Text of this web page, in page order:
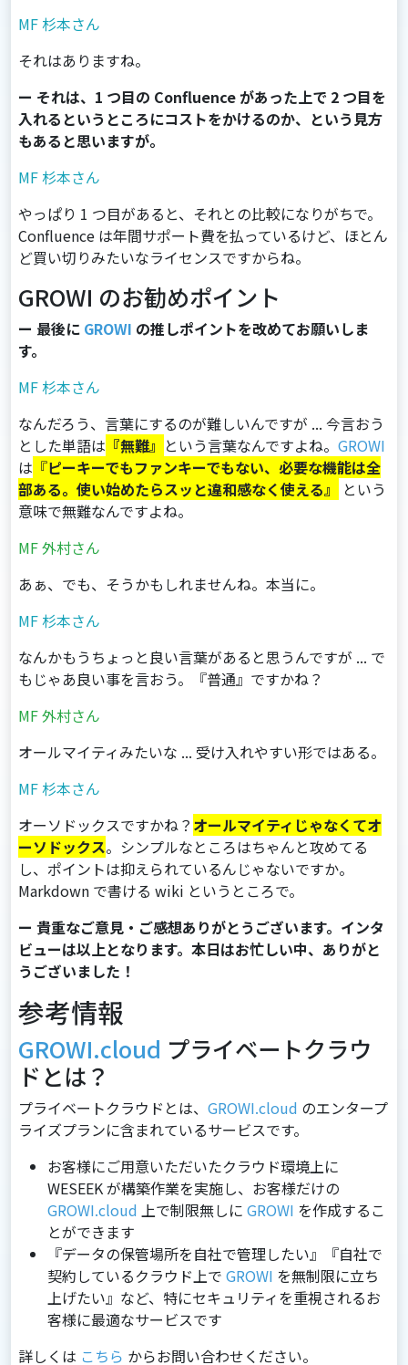
MF 杉本さん
それはありますね。
ー それは、1 つ目の Confluence があった上で 2 つ目を
入れるというところにコストをかけるのか、という見方
もあると思いますが。
MF 杉本さん
やっぱり 1 つ目があると、それとの比較になりがちで。
Confluence は年間サポート費を払っているけど、ほとん
ど買い切りみたいなライセンスですからね。
GROWI のお勧めポイント
ー 最後に GROWI の推しポイントを改めてお願いしま
す。
MF 杉本さん
なんだろう、言葉にするのが難しいんですが ... 今言おう
とした単語は 『無難』 という言葉なんですよね。 GROWI
は 『ピーキーでもファンキーでもない、必要な機能は全
部ある。使い始めたらスッと違和感なく使える』
という
意味で無難なんですよね。
MF 外村さん
あぁ、でも、そうかもしれませんね。本当に。
MF 杉本さん
なんかもうちょっと良い言葉があると思うんですが ... で
もじゃあ良い事を言おう。『普通』ですかね？
MF 外村さん
オールマイティみたいな ... 受け入れやすい形ではある。
MF 杉本さん
オーソドックスですかね？ オールマイティじゃなくてオ
ーソドックス。シンプルなところはちゃんと攻めてる
し、ポイントは抑えられているんじゃないですか。
Markdown で書ける wiki というところで。
ー 貴重なご意見・ご感想ありがとうございます。インタ
ビューは以上となります。本日はお忙しい中、ありがと
うございました！
参考情報
GROWI.cloud プライベートクラウ
ドとは？
プライベートクラウドとは、 GROWI.cloud のエンタープ
ライズプランに含まれているサービスです。
お客様にご用意いただいたクラウド環境上に
WESEEK が構築作業を実施し、お客様だけの
GROWI.cloud 上で制限無しに GROWI を作成するこ
とができます
『データの保管場所を自社で管理したい』『自社で
契約しているクラウド上で GROWI を無制限に立ち
上げたい』など、特にセキュリティを重視されるお
客様に最適なサービスです
詳しくは こちら からお問い合わせください。